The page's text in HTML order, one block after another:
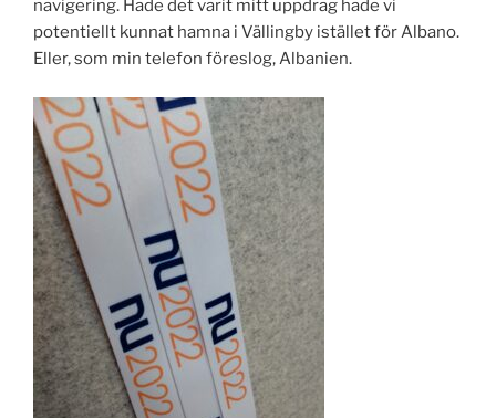
navigering. Hade det varit mitt uppdrag hade vi
potentiellt kunnat hamna i Vällingby istället för Albano.
Eller, som min telefon föreslog, Albanien.